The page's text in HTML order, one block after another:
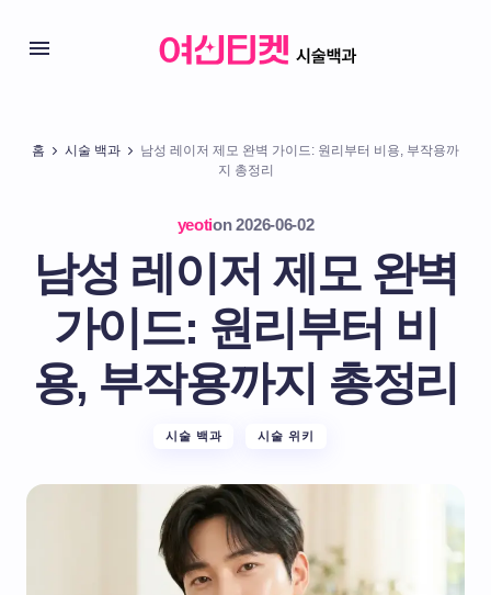
홈 시술 백과
남성 레이저 제모 완벽 가이드: 원리부터 비용, 부작용까
지 총정리
yeotion 2026-06-02
남성 레이저 제모 완벽
가이드: 원리부터 비
용, 부작용까지 총정리
시술 백과 시술 위키